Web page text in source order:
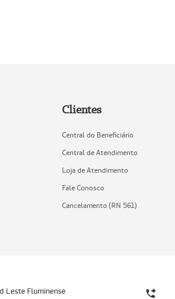
Clientes
Central do Beneficiário
Central de Atendimento
Loja de Atendimento
Fale Conosco
Cancelamento (RN 561)
Leste Fluminense